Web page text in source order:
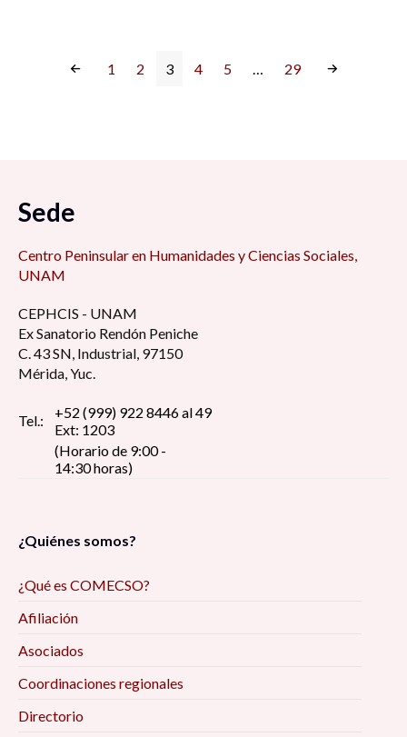
1 2 3 4 5 … 29
Sede
Centro Peninsular en Humanidades y Ciencias Sociales,
UNAM
CEPHCIS - UNAM
Ex Sanatorio Rendón Peniche
C. 43 SN, Industrial, 97150
Mérida, Yuc.
Tel.:
+52 (999) 922 8446 al 49
Ext: 1203
(Horario de 9:00 -
14:30 horas)
¿Quiénes somos?
¿Qué es COMECSO?
Afiliación
Asociados
Coordinaciones regionales
Directorio